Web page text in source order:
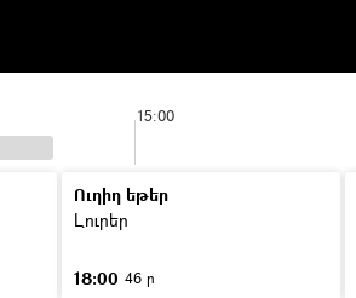
15:00
Ուղիղ եթեր
Լուրեր
18:00 46 ր